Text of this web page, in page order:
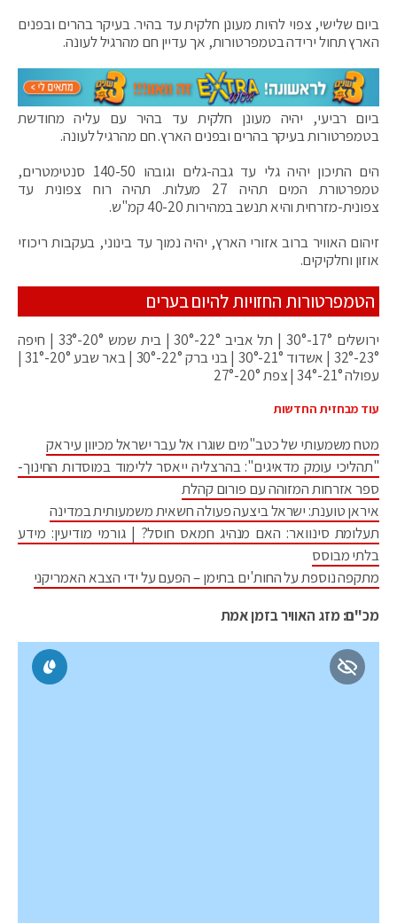
ביום שלישי, צפוי להיות מעונן חלקית עד בהיר. בעיקר בהרים ובפנים
הארץ תחול ירידה בטמפרטורות, אך עדיין חם מהרגיל לעונה.
ביום רביעי, יהיה מעונן חלקית עד בהיר עם עליה מחודשת
בטמפרטורות בעיקר בהרים ובפנים הארץ. חם מהרגיל לעונה.
הים התיכון יהיה גלי עד גבה-גלים וגובהו 140-50 סנטימטרים,
טמפרטורת המים תהיה 27 מעלות. תהיה רוח צפונית עד
צפונית-מזרחית והיא תנשב במהירות 40-20 קמ"ש.
זיהום האוויר ברוב אזורי הארץ, יהיה נמוך עד בינוני, בעקבות ריכוזי
אוזון וחלקיקים.
הטמפרטורות החזויות להיום בערים
ירושלים 17°-30° | תל אביב 22°-30° | בית שמש 20°-33° | חיפה
23°-32° | אשדוד 21°-30° | בני ברק 22°-30° | באר שבע 20°-31° |
עפולה 21°-34° | צפת 20°-27°
עוד מבחזית החדשות
מטח משמעותי של כטב"מים שוגרו אל עבר ישראל מכיוון עיראק
"תהליכי עומק מדאיגים": בהרצליה ייאסר ללימוד במוסדות החינוך-
ספר אזרחות המזוהה עם פורום קהלת
איראן טוענת: ישראל ביצעה פעולה חשאית משמעותית במדינה
תעלומת סינוואר: האם מנהיג חמאס חוסל? | גורמי מודיעין: מידע
בלתי מבוסס
מתקפה נוספת על החות'ים בתימן – הפעם על ידי הצבא האמריקני
מכ"ם: מזג האוויר בזמן אמת